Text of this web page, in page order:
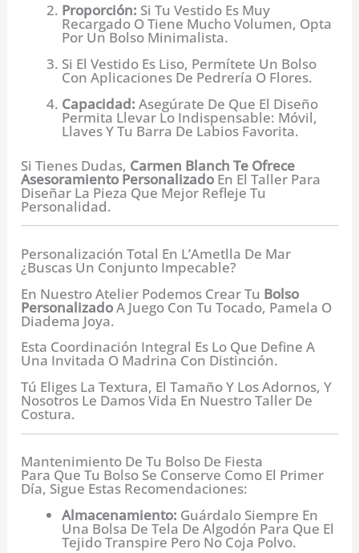
Proporción: Si Tu Vestido Es Muy
Recargado O Tiene Mucho Volumen, Opta
Por Un Bolso Minimalista.
Si El Vestido Es Liso, Permítete Un Bolso
Con Aplicaciones De Pedrería O Flores.
Capacidad: Asegúrate De Que El Diseño
Permita Llevar Lo Indispensable: Móvil,
Llaves Y Tu Barra De Labios Favorita.
Si Tienes Dudas, Carmen Blanch Te Ofrece
Asesoramiento Personalizado En El Taller Para
Diseñar La Pieza Que Mejor Refleje Tu
Personalidad.
Personalización Total En L’Ametlla De Mar
¿Buscas Un Conjunto Impecable?
En Nuestro Atelier Podemos Crear Tu Bolso
PersonalizadoA Juego Con Tu Tocado, Pamela O
Diadema Joya.
Esta Coordinación Integral Es Lo Que Define A
Una Invitada O Madrina Con Distinción.
Tú Eliges La Textura, El Tamaño Y Los Adornos, Y
Nosotros Le Damos Vida En Nuestro Taller De
Costura.
Mantenimiento De Tu Bolso De Fiesta
Para Que Tu Bolso Se Conserve Como El Primer
Día, Sigue Estas Recomendaciones:
Almacenamiento: Guárdalo Siempre En
Una Bolsa De Tela De Algodón Para Que El
Tejido Transpire Pero No Coja Polvo.